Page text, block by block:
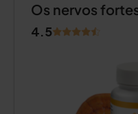
Os nervos
4.5